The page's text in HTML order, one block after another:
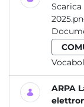
ARPA